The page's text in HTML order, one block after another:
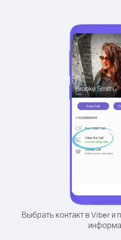
Выбрать контакт в Viber и